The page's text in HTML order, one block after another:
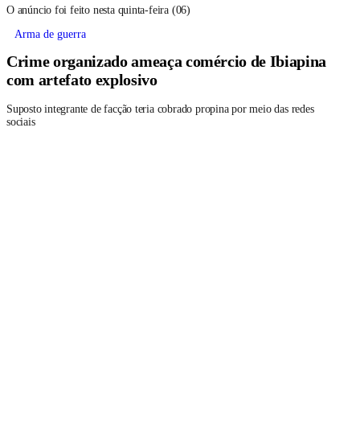
O anúncio foi feito nesta quinta-feira (06)
Arma de guerra
Crime organizado ameaça comércio de Ibiapina
com artefato explosivo
Suposto integrante de facção teria cobrado propina por meio das redes
sociais